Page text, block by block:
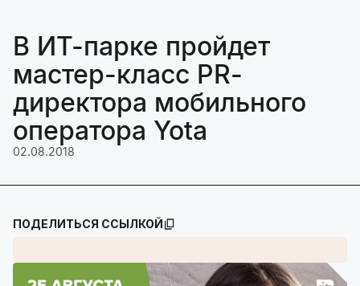
В ИТ-парке пройдет
мастер-класс PR-
директора мобильного
оператора Yota
02.08.2018
ПОДЕЛИТЬСЯ ССЫЛКОЙ